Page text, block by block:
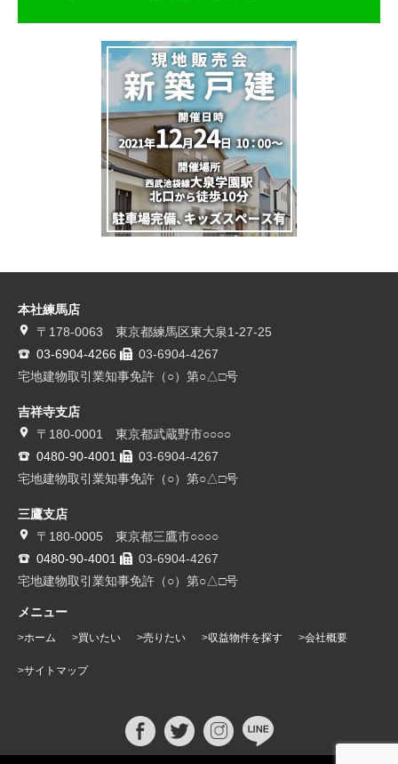
本社練馬店
〒178-0063 東京都練馬区東大泉1-27-25
03-6904-4266
03-6904-4267
宅地建物取引業知事免許（○）第○△□号
吉祥寺支店
〒180-0001 東京都武蔵野市○○○○
0480-90-4001
03-6904-4267
宅地建物取引業知事免許（○）第○△□号
三鷹支店
〒180-0005 東京都三鷹市○○○○
0480-90-4001
03-6904-4267
宅地建物取引業知事免許（○）第○△□号
メニュー
ホーム 買いたい 売りたい 収益物件を探す 会社概要
サイトマップ